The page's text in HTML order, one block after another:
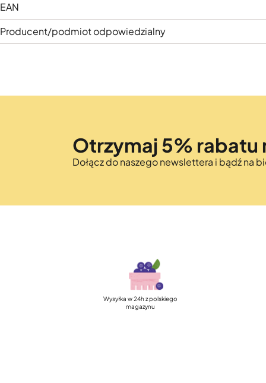
EAN
Producent/podmiot odpowiedzialny
Otrzymaj 5% rabatu
Dołącz do naszego newslettera i bądź na
Wysyłka w 24h z polskiego
magazynu